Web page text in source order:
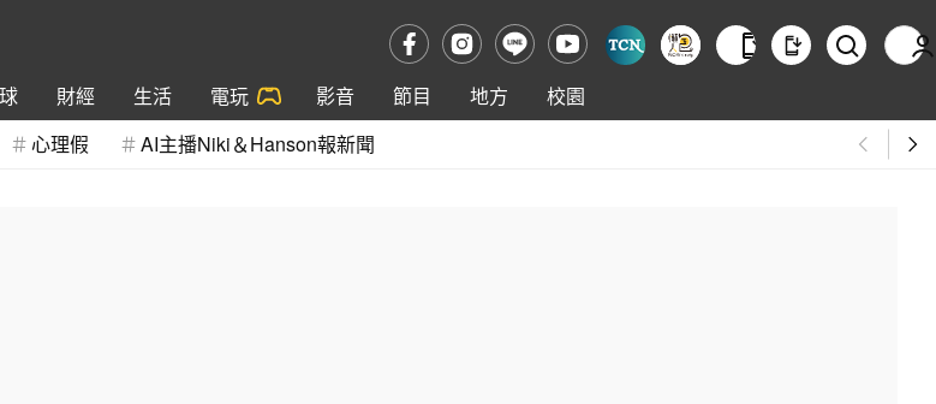
財經 生活 電玩 影音 節目 地方
校園
心理假 AI主播Niki＆Hanson報新聞